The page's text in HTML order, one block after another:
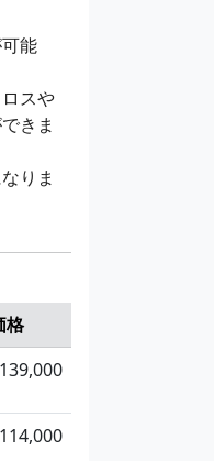
能
スや
きま
りま
格